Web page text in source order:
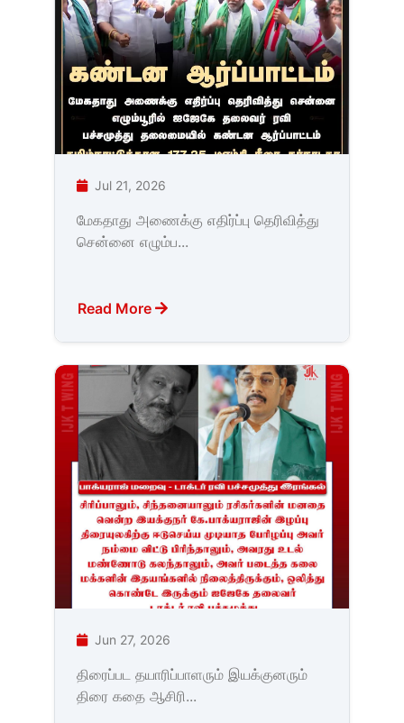
Jul 21, 2026
மேகதாது அணைக்கு எதிர்ப்பு தெரிவித்து
சென்னை எழும்ப...
Read More
Jun 27, 2026
திரைப்பட தயாரிப்பாளரும் இயக்குனரும்
திரை கதை ஆசிரி...